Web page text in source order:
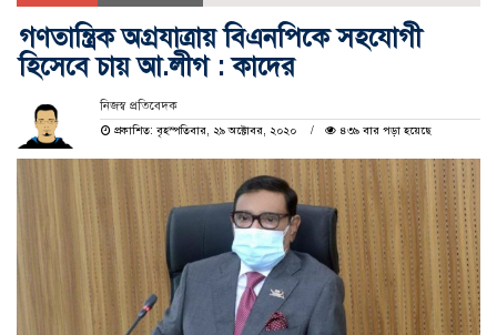
গণতান্ত্রিক অগ্রযাত্রায় বিএনপিকে সহযোগী
হিসেবে চায় আ.লীগ : কাদের
নিজস্ব প্রতিবেদক
প্রকাশিত: বৃহস্পতিবার, ২৯ অক্টোবর, ২০২০
৪৩৯ বার পড়া হয়েছে